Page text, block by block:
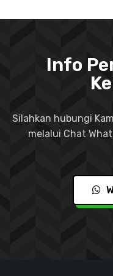
Info
Silahkan hubungi
melalui Chat